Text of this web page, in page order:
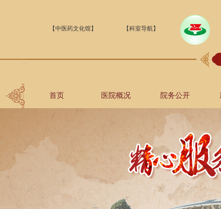
【中医药文化馆】 【科室导航】
首页 医院概况 院务公开